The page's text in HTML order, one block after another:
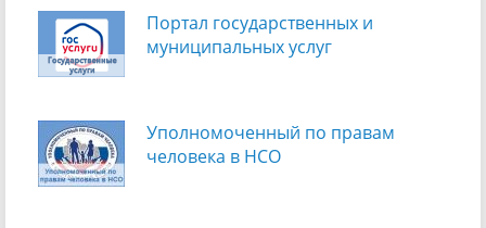
Портал государственных и
муниципальных услуг
Уполномоченный по правам
человека в НСО